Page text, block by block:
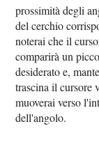
prossimità degli
del cerchio
noterai che il
comparirà un
desiderato e,
trascina il cursore
muoverai verso
dell'angolo.